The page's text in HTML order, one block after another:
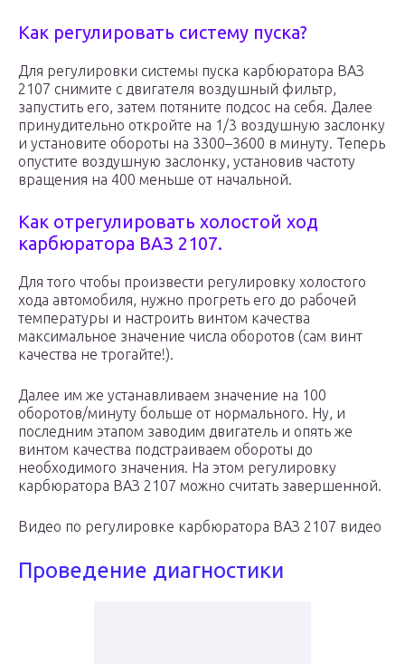
Как регулировать систему пуска?
Для регулировки системы пуска карбюратора ВАЗ
2107 снимите с двигателя воздушный фильтр,
запустить его, затем потяните подсос на себя. Далее
принудительно откройте на 1/3 воздушную заслонку
и установите обороты на 3300–3600 в минуту. Теперь
опустите воздушную заслонку, установив частоту
вращения на 400 меньше от начальной.
Как отрегулировать холостой ход
карбюратора ВАЗ 2107.
Для того чтобы произвести регулировку холостого
хода автомобиля, нужно прогреть его до рабочей
температуры и настроить винтом качества
максимальное значение числа оборотов (сам винт
качества не трогайте!).
Далее им же устанавливаем значение на 100
оборотов/минуту больше от нормального. Ну, и
последним этапом заводим двигатель и опять же
винтом качества подстраиваем обороты до
необходимого значения. На этом регулировку
карбюратора ВАЗ 2107 можно считать завершенной.
Видео по регулировке карбюратора ВАЗ 2107 видео
Проведение диагностики